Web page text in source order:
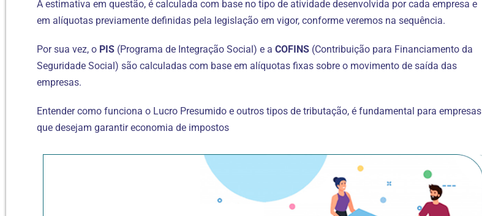
A estimativa em questão, é calculada com base no tipo de atividade desenvolvida por cada empresa e
em alíquotas previamente definidas pela legislação em vigor, conforme veremos na sequência.
Por sua vez, o PIS (Programa de Integração Social) e a COFINS (Contribuição para Financiamento da
Seguridade Social) são calculadas com base em alíquotas fixas sobre o movimento de saída das
empresas.
Entender como funciona o Lucro Presumido e outros tipos de tributação, é fundamental para empresas
que desejam garantir economia de impostos